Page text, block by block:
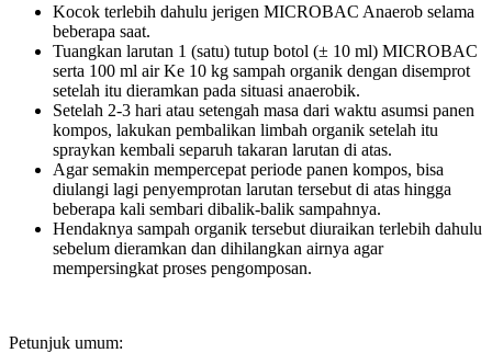
Kocok terlebih dahulu jerigen MICROBAC Anaerob selama
beberapa saat.
Tuangkan larutan 1 (satu) tutup botol (± 10 ml) MICROBAC
serta 100 ml air Ke 10 kg sampah organik dengan disemprot
setelah itu dieramkan pada situasi anaerobik.
Setelah 2-3 hari atau setengah masa dari waktu asumsi panen
kompos, lakukan pembalikan limbah organik setelah itu
spraykan kembali separuh takaran larutan di atas.
Agar semakin mempercepat periode panen kompos, bisa
diulangi lagi penyemprotan larutan tersebut di atas hingga
beberapa kali sembari dibalik-balik sampahnya.
Hendaknya sampah organik tersebut diuraikan terlebih dahulu
sebelum dieramkan dan dihilangkan airnya agar
mempersingkat proses pengomposan.
Petunjuk umum: